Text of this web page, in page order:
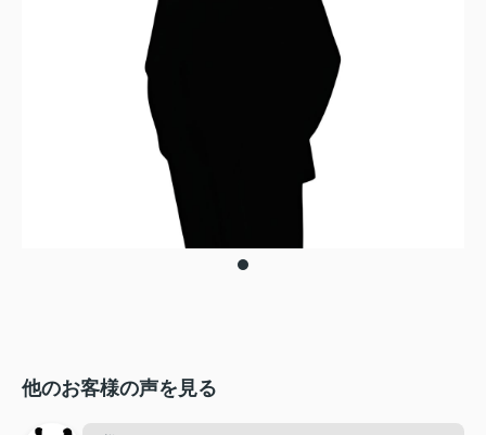
他のお客様の声を見る